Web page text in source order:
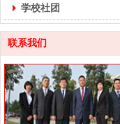
学校社团
联系我们